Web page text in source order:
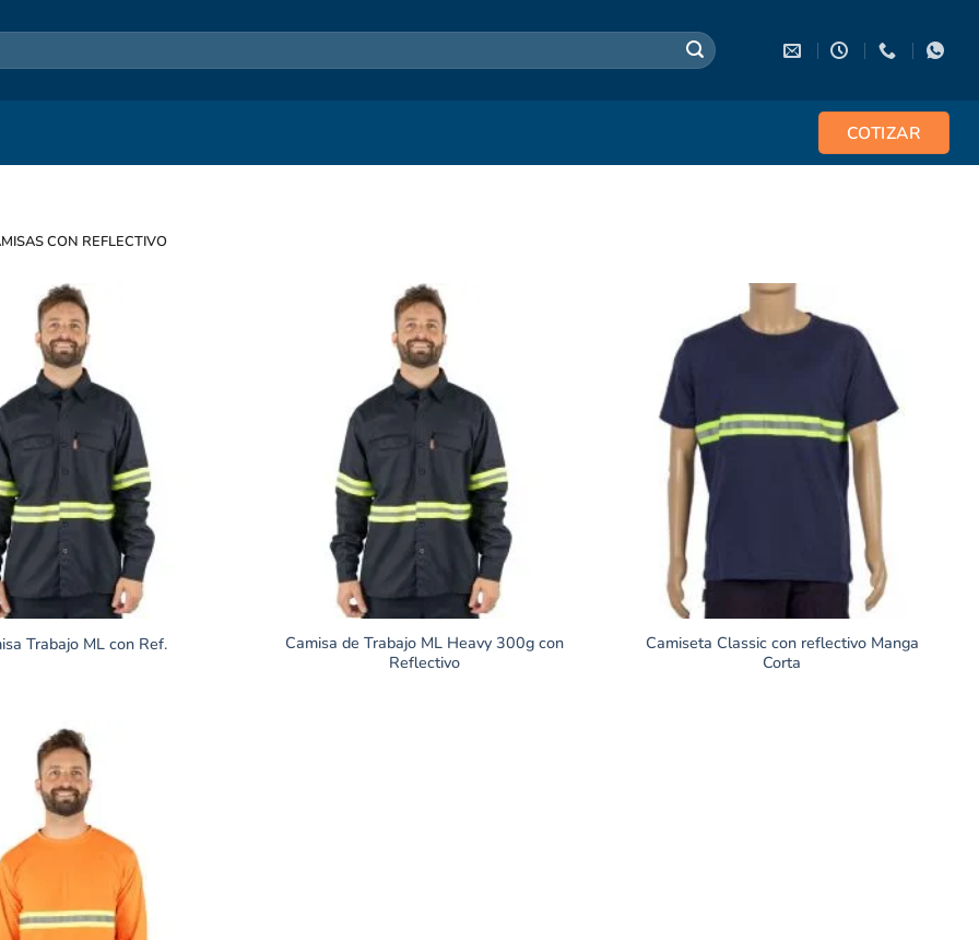
COTIZAR
CON REFLECTIVO
Trabajo ML con Ref.
Camisa de Trabajo ML Heavy 300g con
Reflectivo
Camiseta Classic con reflectivo Manga
Corta